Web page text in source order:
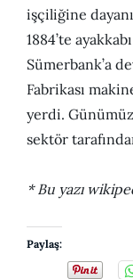
işçiliğine
1884’te
Sümerbank’a
Fabrikası
yerdi.
sektör
* Bu yazı
Paylaş: